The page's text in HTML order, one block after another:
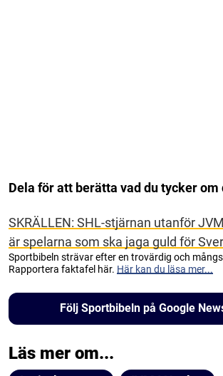
Dela för att berätta vad du tycker om
SKRÄLLEN: SHL-stjärnan utanför
är spelarna som ska jaga guld för
Sportbibeln strävar efter en trovärdig och
Rapportera faktafel här. Här kan du läsa mer...
Följ Sportbibeln på Google
Läs mer om...